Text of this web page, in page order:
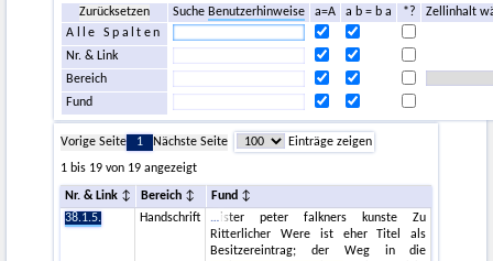
Zurücksetzen SucheBenutzerhinweise a=A a b = b a *?
Zellinhalt
Alle Spalten
Nr. & Link
Bereich
Fund
Vorige Seite 1 Nächste Seite
Einträge zeigen
1 bis 19 von 19 angezeigt
Nr. & Link Bereich
Fund
38.1.5.
Handschrift
ister peter falkners kunste Zu
Ritterlicher Were ist eher Titel als
Besitzereintrag; der Weg in die